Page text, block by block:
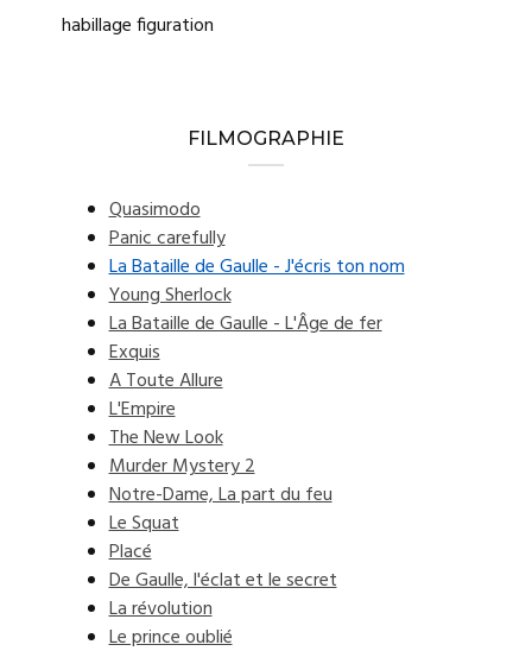
habillage figuration
FILMOGRAPHIE
Quasimodo
Panic carefully
La Bataille de Gaulle - J'écris ton nom
Young Sherlock
La Bataille de Gaulle - L'Âge de fer
Exquis
A Toute Allure
L'Empire
The New Look
Murder Mystery 2
Notre-Dame, La part du feu
Le Squat
Placé
De Gaulle, l'éclat et le secret
La révolution
Le prince oublié